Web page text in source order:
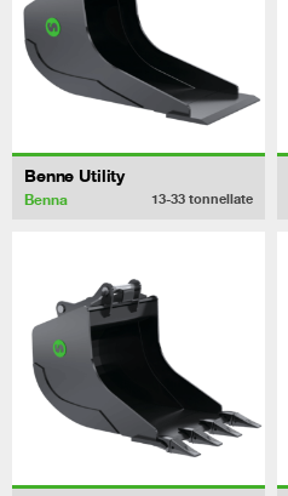
Benne Utility
Benna 13-33 tonnellate